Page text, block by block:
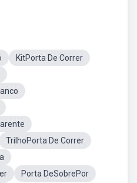
KitPorta De Correr
TrilhoPorta De Correr
Porta DeSobrePor